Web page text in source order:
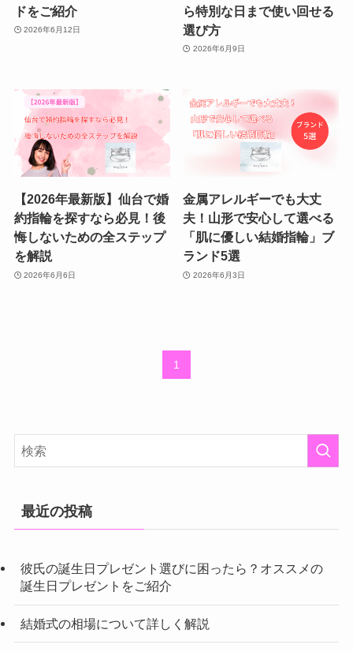
ドをご紹介
2026年6月12日
ら特別な日まで使い回せる
選び方
2026年6月9日
【2026年最新版】仙台で婚
約指輪を探すなら必見！後
悔しないための全ステップ
を解説
2026年6月6日
金属アレルギーでも大丈
夫！山形で安心して選べる
「肌に優しい結婚指輪」ブ
ランド5選
2026年6月3日
1
最近の投稿
彼氏の誕生日プレゼント選びに困ったら？オススメの
誕生日プレゼントをご紹介
結婚式の相場について詳しく解説